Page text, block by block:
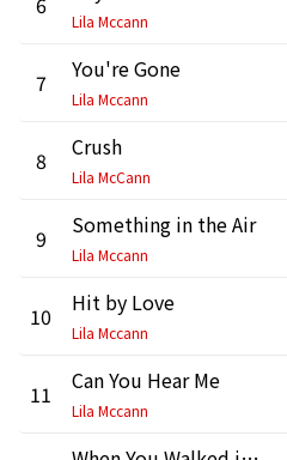
Lila Mccann
7 You're Gone
Lila Mccann
8 Crush
Lila McCann
9 Something in the Air
Lila Mccann
10 Hit by Love
Lila Mccann
11 Can You Hear Me
Lila Mccann